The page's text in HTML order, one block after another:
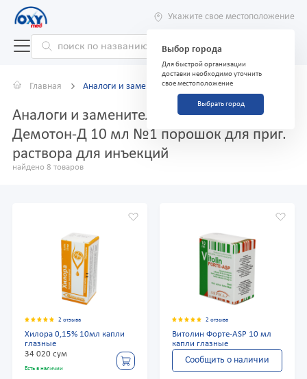
Укажите свое местоположение
Выбор города
Для быстрой организации
доставки необходимо уточнить
свое местоположение
Выбрать город
Главная Аналоги и заменители
Аналоги и заменители препарата
Демотон-Д 10 мл №1 порошок для приг.
раствора для инъекций
найдено 8 товаров
2 отзыва
Хилора 0,15% 10мл капли
глазные
34 020 сум
Есть в наличии
2 отзыва
Витолин Форте-ASP 10 мл
капли глазные
Сообщить о наличии